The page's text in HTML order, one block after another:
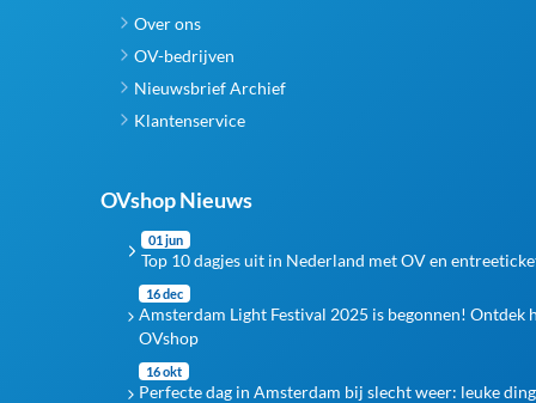
Over ons
OV-bedrijven
Nieuwsbrief Archief
Klantenservice
OVshop Nieuws
01 jun
Top 10 dagjes uit in Nederland met OV en
16 dec
Amsterdam Light Festival 2025 is begonnen! Ontdek
OVshop
16 okt
Perfecte dag in Amsterdam bij slecht weer: leuke